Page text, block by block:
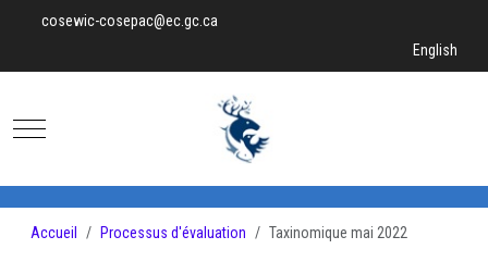
cosewic-cosepac@ec.gc.ca
Sélectionnez
English
Mobile Menu Toggle
Accueil Processus d'évaluation Taxinomique mai 2022